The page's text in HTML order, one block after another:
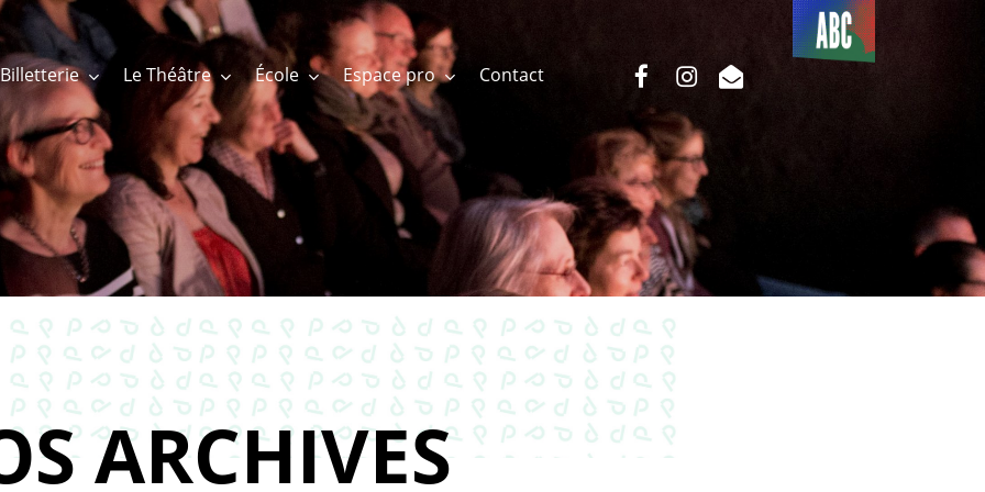
Billetterie Le Théâtre École Espace pro Contact
Du côté
de l’ABC
facebookinstagram
email
ARCHIVES